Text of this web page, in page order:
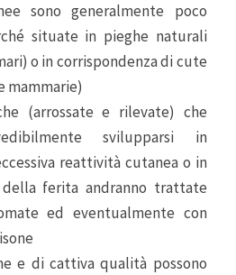
sono generalmente poco
situate in pieghe naturali
o in corrispondenza di cute
mammarie)
(arrossate e rilevate) che
svilupparsi in
reattività cutanea o in
ferita andranno trattate
ed eventualmente con
e di cattiva qualità possono